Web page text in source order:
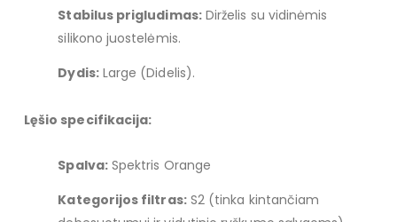
Stabilus prigludimas:Dirželis su vidinėmis
silikono juostelėmis.
Dydis:Large (Didelis).
Lęšio specifikacija:
Spalva:Spektris Orange
Kategorijos filtras:S2 (tinka kintančiam